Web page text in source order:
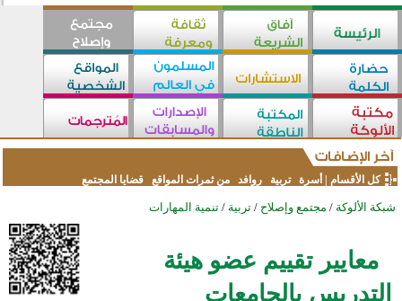
كل الأقسام أسرة تربية روافد من ثمرات المواقع قضايا المجتمع
شبكة الألوكة / مجتمع وإصلاح / تربية / تنمية المهارات
معايير تقييم عضو هيئة
التدريس بالجامعات